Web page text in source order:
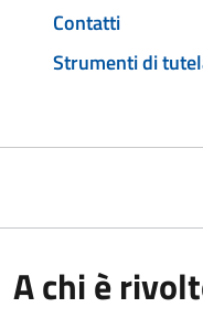
Contatti
Strumenti di
A chi è